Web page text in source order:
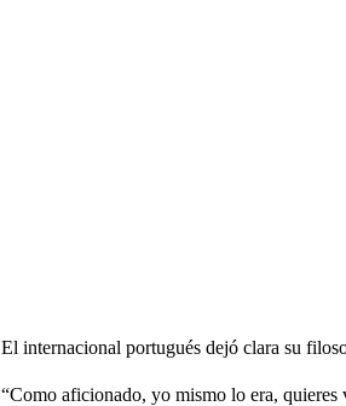
El internacional portugués dejó clara su
“Como aficionado, yo mismo lo era,